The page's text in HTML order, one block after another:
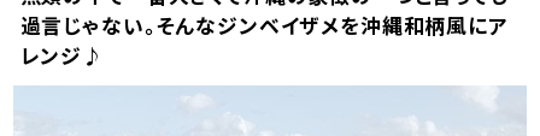
過言じゃない。そんなジンベイザメを沖縄和柄風にア
レンジ♪